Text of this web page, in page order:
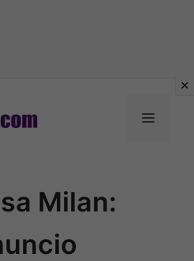
Menu
Milan: